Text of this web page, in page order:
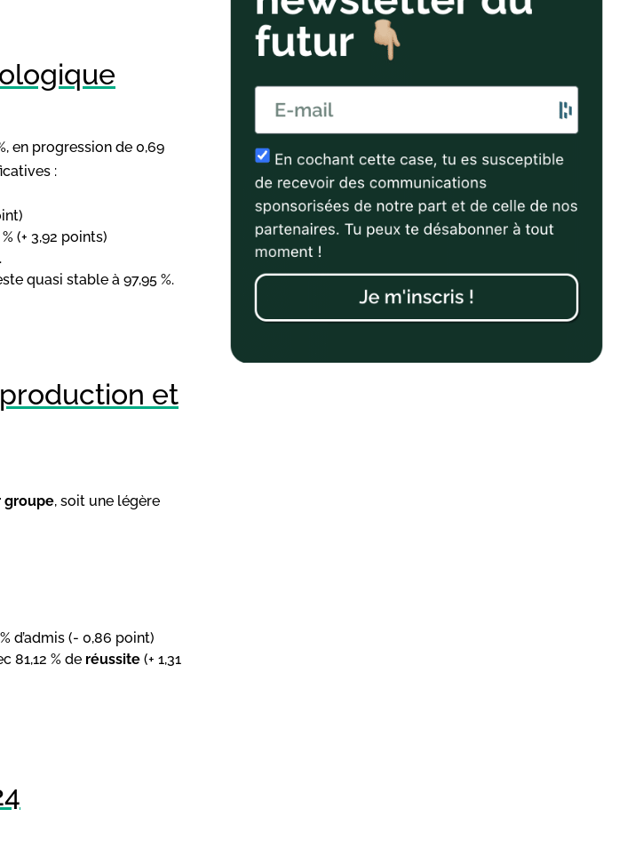
en progression de 0,69
:
(+ 3,92 points)
quasi stable à 97,95 %.
et
groupe, soit une légère
d’admis (- 0,86 point)
81,12 % de réussite (+ 1,31